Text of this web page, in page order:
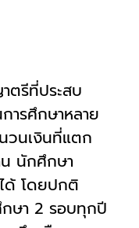
ตรีที่ประสบ
ารศึกษาหลาย
วนเงินที่แตก
นักศึกษา
ด้ โดยปกติ
ษา 2 รอบทุกปี